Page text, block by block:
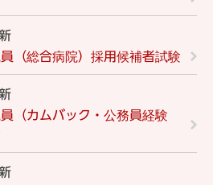
（総合病院）採用候補者試験
（カムバック・公務員経験